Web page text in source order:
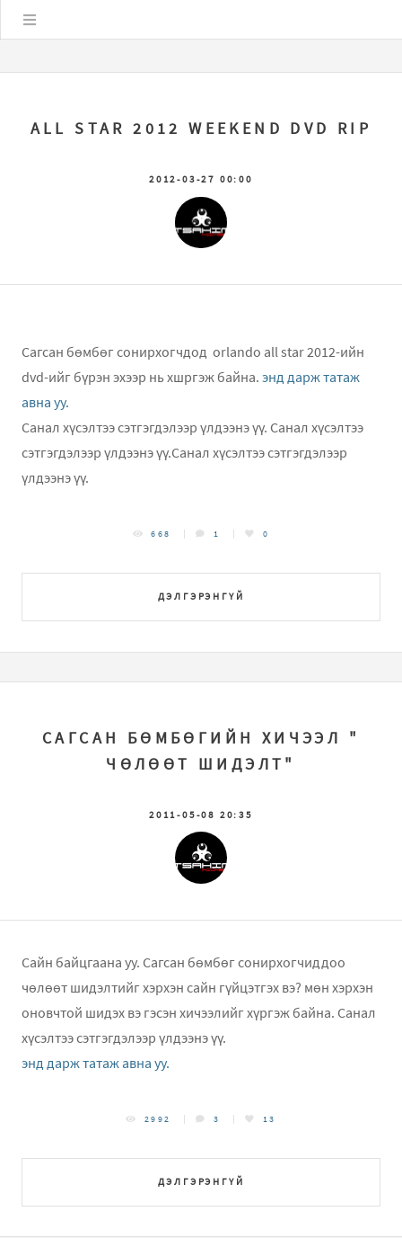
ALL STAR 2012 WEEKEND DVD RIP
2012-03-27 00:00
Сагсан бөмбөг сонирхогчдод orlando all star 2012-ийн
dvd-ийг бүрэн эхээр нь хшргэж байна. энд дарж татаж
авна уу.
Санал хүсэлтээ сэтгэгдэлээр үлдээнэ үү. Санал хүсэлтээ
сэтгэгдэлээр үлдээнэ үү.Санал хүсэлтээ сэтгэгдэлээр
үлдээнэ үү.
ДЭЛГЭРЭНГҮЙ
668 1 0
САГСАН БӨМБӨГИЙН ХИЧЭЭЛ "
ЧӨЛӨӨТ ШИДЭЛТ"
2011-05-08 20:35
Сайн байцгаана уу. Сагсан бөмбөг сонирхогчиддоо
чөлөөт шидэлтийг хэрхэн сайн гүйцэтгэх вэ? мөн хэрхэн
оновчтой шидэх вэ гэсэн хичээлийг хүргэж байна. Санал
хүсэлтээ сэтгэгдэлээр үлдээнэ үү.
энд дарж татаж авна уу.
ДЭЛГЭРЭНГҮЙ
2992 3 13